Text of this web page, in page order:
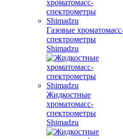
Газовые
спектрометры
Shimadzu
Жидкостные
хроматомасс-
спектрометры
Shimadzu